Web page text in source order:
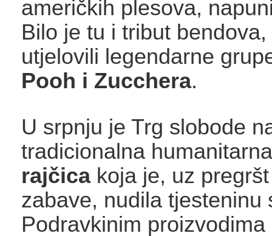
američkih plesova,
Bilo je tu i tribut
utjelovili legendarne
Pooh i Zucchera.
U srpnju je Trg slobode
tradicionalna
rajčicakoja je, uz
zabave, nudila tjesteninu
Podravkinim